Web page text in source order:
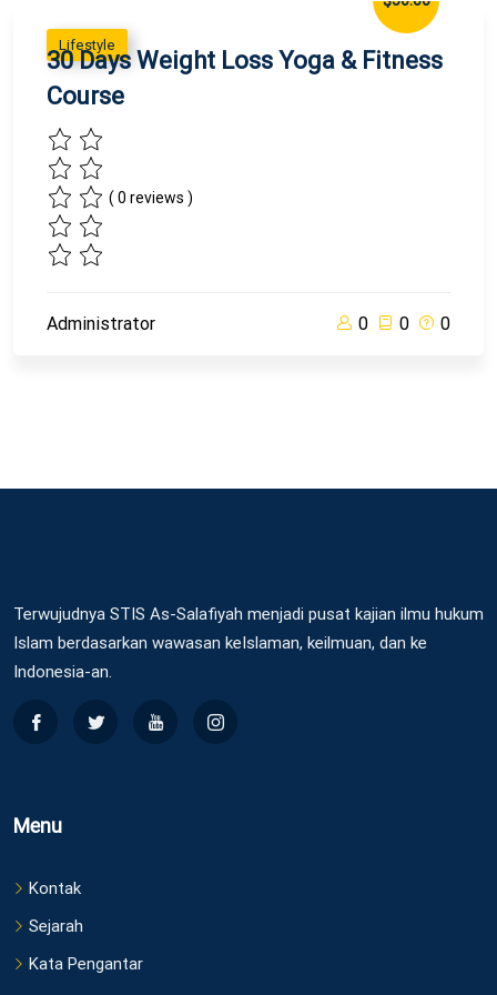
Lifestyle
30 Days Weight Loss Yoga & Fitness
Course
( 0 reviews )
Administrator 0 0 0
Terwujudnya STIS As-Salafiyah menjadi pusat kajian ilmu hukum
Islam berdasarkan wawasan keIslaman, keilmuan, dan ke
Indonesia-an.
Menu
Kontak
Sejarah
Kata Pengantar